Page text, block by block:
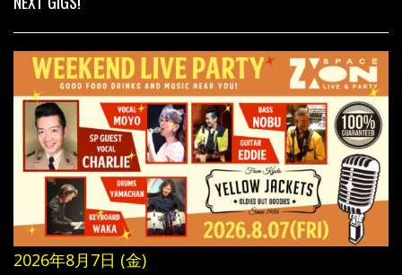
2026年8月7日 (金)